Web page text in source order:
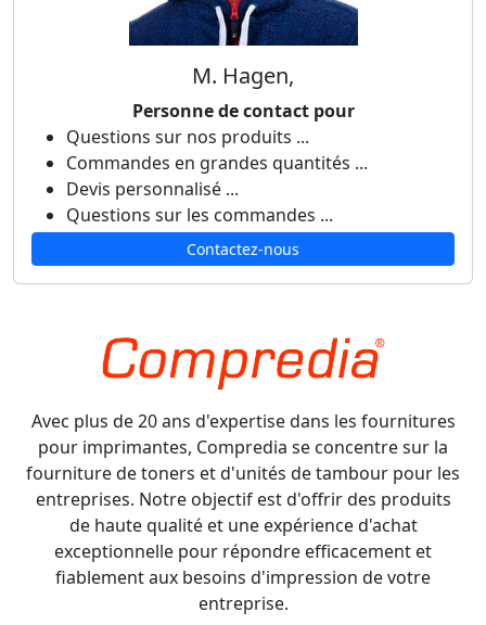
M. Hagen,
Personne de contact pour
Questions sur nos produits ...
Commandes en grandes quantités ...
Devis personnalisé ...
Questions sur les commandes ...
Contactez-nous
Avec plus de 20 ans d'expertise dans les fournitures
pour imprimantes, Compredia se concentre sur la
fourniture de toners et d'unités de tambour pour les
entreprises. Notre objectif est d'offrir des produits
de haute qualité et une expérience d'achat
exceptionnelle pour répondre efficacement et
fiablement aux besoins d'impression de votre
entreprise.